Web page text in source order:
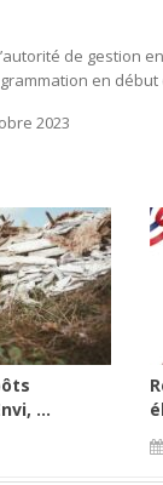
de gestion
en début
2023
...